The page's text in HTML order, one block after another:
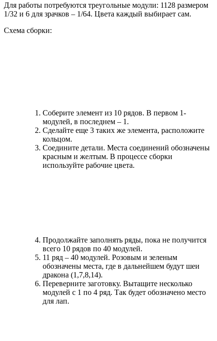
Для работы потребуются треугольные модули: 1128 размером
1/32 и 6 для зрачков – 1/64. Цвета каждый выбирает сам.
Схема сборки:
Соберите элемент из 10 рядов. В первом 1-
модулей, в последнем – 1.
Сделайте еще 3 таких же элемента, расположите
кольцом.
Соедините детали. Места соединений обозначены
красным и желтым. В процессе сборки
используйте рабочие цвета.
Продолжайте заполнять ряды, пока не получится
всего 10 рядов по 40 модулей.
11 ряд – 40 модулей. Розовым и зеленым
обозначены места, где в дальнейшем будут шеи
дракона (1,7,8,14).
Переверните заготовку. Вытащите несколько
модулей с 1 по 4 ряд. Так будет обозначено место
для лап.